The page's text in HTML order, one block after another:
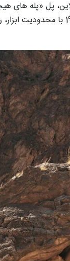
است که در صخره ها کنده شده و روش ها و مشقت های